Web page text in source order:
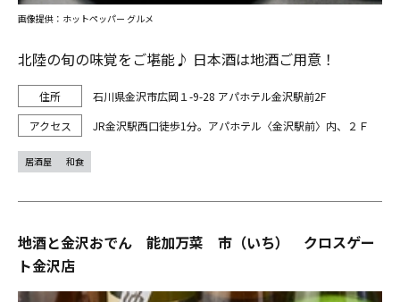
北陸の旬の味覚をご堪能♪ 日本酒は地酒ご用意！
石川県金沢市広岡１-9-28 アパホテル金沢駅前2F
JR金沢駅西口徒歩1分。アパホテル〈金沢駅前〉内、２Ｆ
画像提供：ホットペッパー グルメ
居酒屋 和食
地酒と金沢おでん 能加万菜 市（いち） クロスゲー
ト金沢店